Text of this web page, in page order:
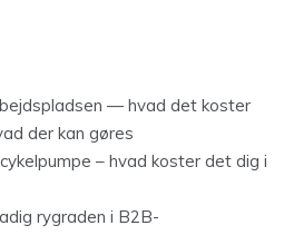
— hvad det koster
der kan gøres
– hvad koster det dig i
rygraden i B2B-